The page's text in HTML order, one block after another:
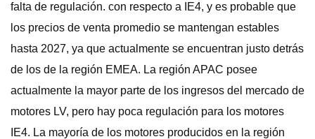
falta de regulación. con respecto a IE4, y es probable que
los precios de venta promedio se mantengan estables
hasta 2027, ya que actualmente se encuentran justo detrás
de los de la región EMEA. La región APAC posee
actualmente la mayor parte de los ingresos del mercado de
motores LV, pero hay poca regulación para los motores
IE4. La mayoría de los motores producidos en la región